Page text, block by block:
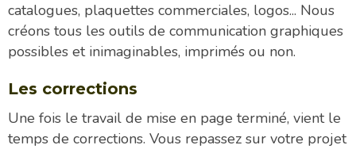
catalogues, plaquettes commerciales, logos... Nous
créons tous les outils de communication graphiques
possibles et inimaginables, imprimés ou non.
Les corrections
Une fois le travail de mise en page terminé, vient le
temps de corrections. Vous repassez sur votre projet